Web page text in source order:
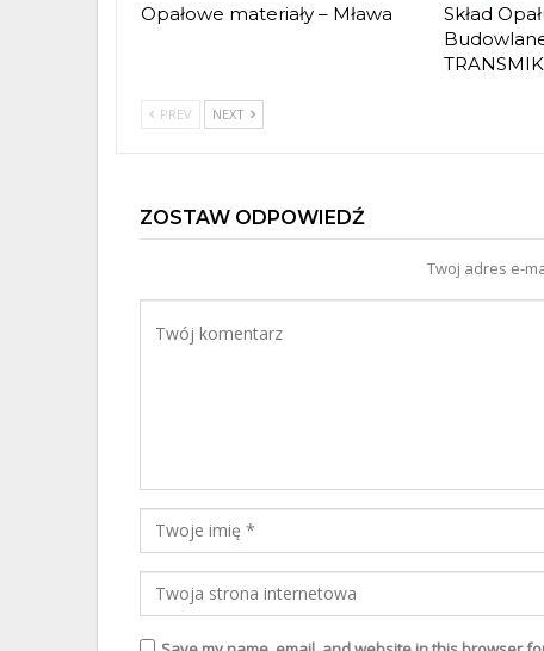
Opałowe materiały – Mława
Skład
PREV NEXT
ZOSTAW ODPOWIEDŹ
Twoj adres e-